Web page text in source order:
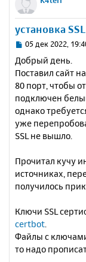
установка
С
о
б
щ
е
н
и
е
05 дек 2022,
Добрый день.
Поставил сайт
80 порт, чтобы
подключен
однако
уже
SSL не вышло.
Прочитал кучу
источниках,
получилось
Ключи SSL
certbot.
Файлы с
то надо